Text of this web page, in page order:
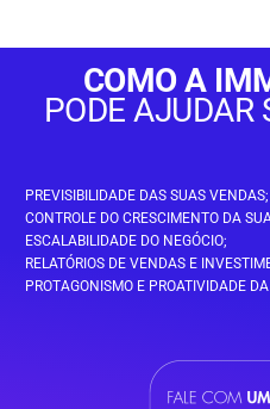
COMO A
PODE AJUDAR
PREVISIBILIDADE DAS SUAS VENDAS;
CONTROLE DO CRESCIMENTO DA
ESCALABILIDADE DO NEGÓCIO;
RELATÓRIOS DE VENDAS E
PROTAGONISMO E PROATIVIDADE